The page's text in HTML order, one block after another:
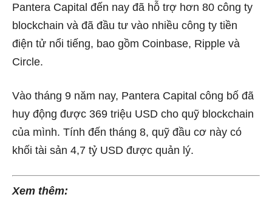
Pantera Capital đến nay đã hỗ trợ hơn 80 công ty
blockchain và đã đầu tư vào nhiều công ty tiền
điện tử nổi tiếng, bao gồm Coinbase, Ripple và
Circle.
Vào tháng 9 năm nay, Pantera Capital công bố đã
huy động được 369 triệu USD cho quỹ blockchain
của mình. Tính đến tháng 8, quỹ đầu cơ này có
khối tài sản 4,7 tỷ USD được quản lý.
Xem thêm: